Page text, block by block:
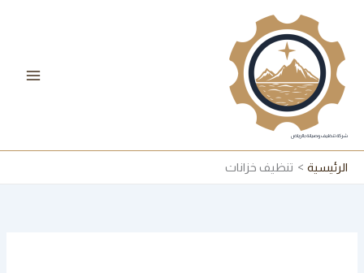
المحتوى
شركة تنظيف وصيانة بالرياض
الرئيسية تنظيف خزانات